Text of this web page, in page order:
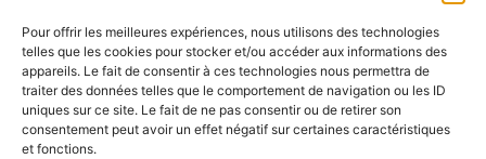
Pour offrir les meilleures expériences, nous utilisons des technologies
telles que les cookies pour stocker et/ou accéder aux informations des
appareils. Le fait de consentir à ces technologies nous permettra de
traiter des données telles que le comportement de navigation ou les ID
uniques sur ce site. Le fait de ne pas consentir ou de retirer son
consentement peut avoir un effet négatif sur certaines caractéristiques
et fonctions.
Politique de confidentialité
Plan du site